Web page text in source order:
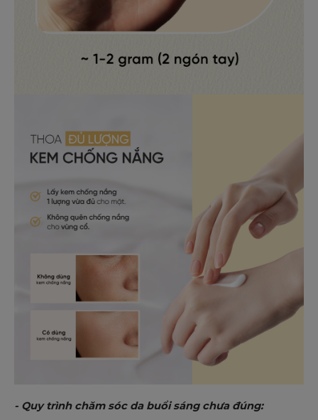
- Quy trình chăm sóc da buổi sáng chưa đúng: